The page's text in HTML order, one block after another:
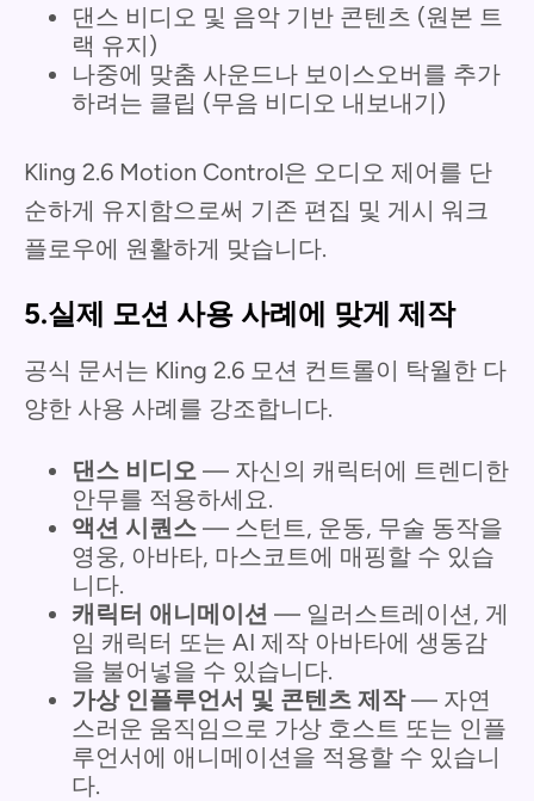
댄스 비디오 및 음악 기반 콘텐츠 (원본 트
랙 유지)
나중에 맞춤 사운드나 보이스오버를 추가
하려는 클립 (무음 비디오 내보내기)
Kling 2.6 Motion Control은 오디오 제어를 단
순하게 유지함으로써 기존 편집 및 게시 워크
플로우에 원활하게 맞습니다.
5.실제 모션 사용 사례에 맞게 제작
공식 문서는 Kling 2.6 모션 컨트롤이 탁월한 다
양한 사용 사례를 강조합니다.
댄스 비디오 — 자신의 캐릭터에 트렌디한
안무를 적용하세요.
액션 시퀀스 — 스턴트, 운동, 무술 동작을
영웅, 아바타, 마스코트에 매핑할 수 있습
니다.
캐릭터 애니메이션 — 일러스트레이션, 게
임 캐릭터 또는 AI 제작 아바타에 생동감
을 불어넣을 수 있습니다.
가상 인플루언서 및 콘텐츠 제작— 자연
스러운 움직임으로 가상 호스트 또는 인플
루언서에 애니메이션을 적용할 수 있습니
다.